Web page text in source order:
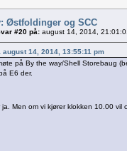
Østfoldinger og SCC
#20 på: august 14, 2014,
14, 2014, 13:55:11 pm
på By the way/Shell Storebaug
E6 der.
ja. Men om vi kjører klokken 10.00